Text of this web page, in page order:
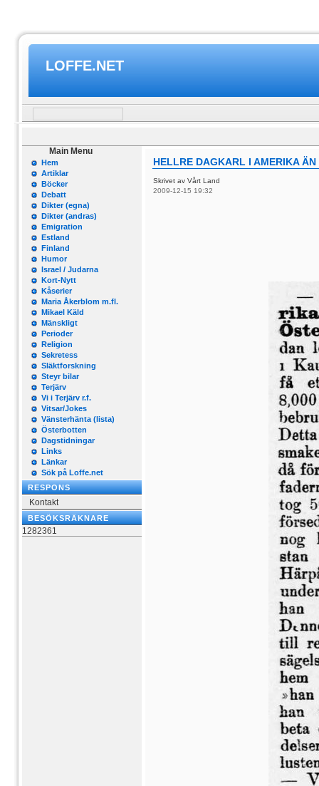
LOFFE.NET
Main Menu
Hem
Artiklar
Böcker
Debatt
Dikter (egna)
Dikter (andras)
Emigration
Estland
Finland
Humor
Israel / Judarna
Kort-Nytt
Kåserier
Maria Åkerblom m.fl.
Mikael Käld
Mänskligt
Perioder
Religion
Sekretess
Släktforskning
Steyr bilar
Terjärv
Vi i Terjärv r.f.
Vitsar/Jokes
Vänsterhänta (lista)
Österbotten
Dagstidningar
Links
Länkar
Sök på Loffe.net
RESPONS
Kontakt
BESÖKSRÄKNARE
1282361
HELLRE DAGKARL I AMERIKA
Skrivet av Vårt Land
2009-12-15 19:32